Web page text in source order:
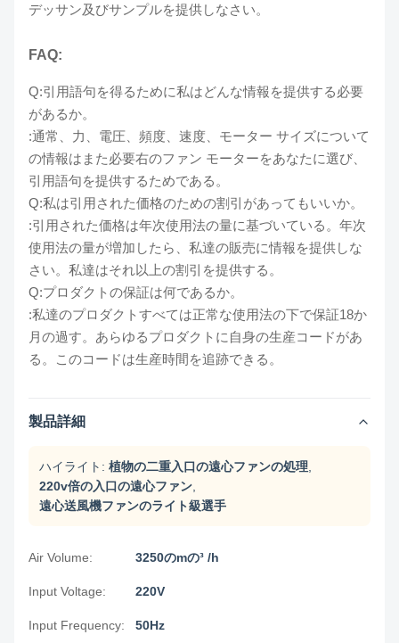
デッサン及びサンプルを提供しなさい。
FAQ:
Q:引用語句を得るために私はどんな情報を提供する必要
があるか。
:通常、力、電圧、頻度、速度、モーター サイズについて
の情報はまた必要右のファン モーターをあなたに選び、
引用語句を提供するためである。
Q:私は引用された価格のための割引があってもいいか。
:引用された価格は年次使用法の量に基づいている。年次
使用法の量が増加したら、私達の販売に情報を提供しな
さい。私達はそれ以上の割引を提供する。
Q:プロダクトの保証は何であるか。
:私達のプロダクトすべては正常な使用法の下で保証18か
月の過す。あらゆるプロダクトに自身の生産コードがあ
る。このコードは生産時間を追跡できる。
製品詳細
ハイライト: 植物の二重入口の遠心ファンの処理
220v倍の入口の遠心ファン
遠心送風機ファンのライト級選手
Air Volume: 3250のmの³ /h
Input Voltage: 220V
Input Frequency: 50Hz